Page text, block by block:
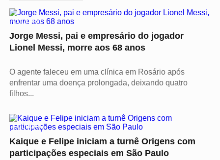
CULTURA
Jorge Messi, pai e empresário do jogador
Lionel Messi, morre aos 68 anos
O agente faleceu em uma clínica em Rosário após
enfrentar uma doença prolongada, deixando quatro
filhos...
CULTURA
Kaique e Felipe iniciam a turnê Origens com
participações especiais em São Paulo